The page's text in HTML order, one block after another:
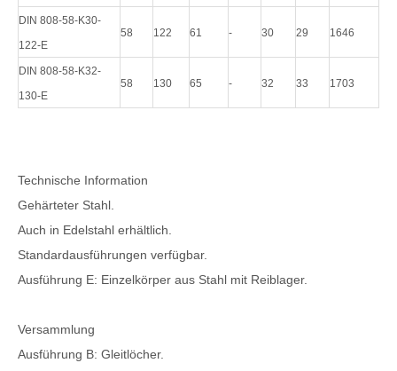
DIN 808-58-K30-
122-E
58 122 61 - 30 29 1646
DIN 808-58-K32-
130-E
58 130 65 - 32 33 1703
Technische Information
Gehärteter Stahl.
Auch in Edelstahl erhältlich.
Standardausführungen verfügbar.
Ausführung E: Einzelkörper aus Stahl mit Reiblager.
Versammlung
Ausführung B: Gleitlöcher.